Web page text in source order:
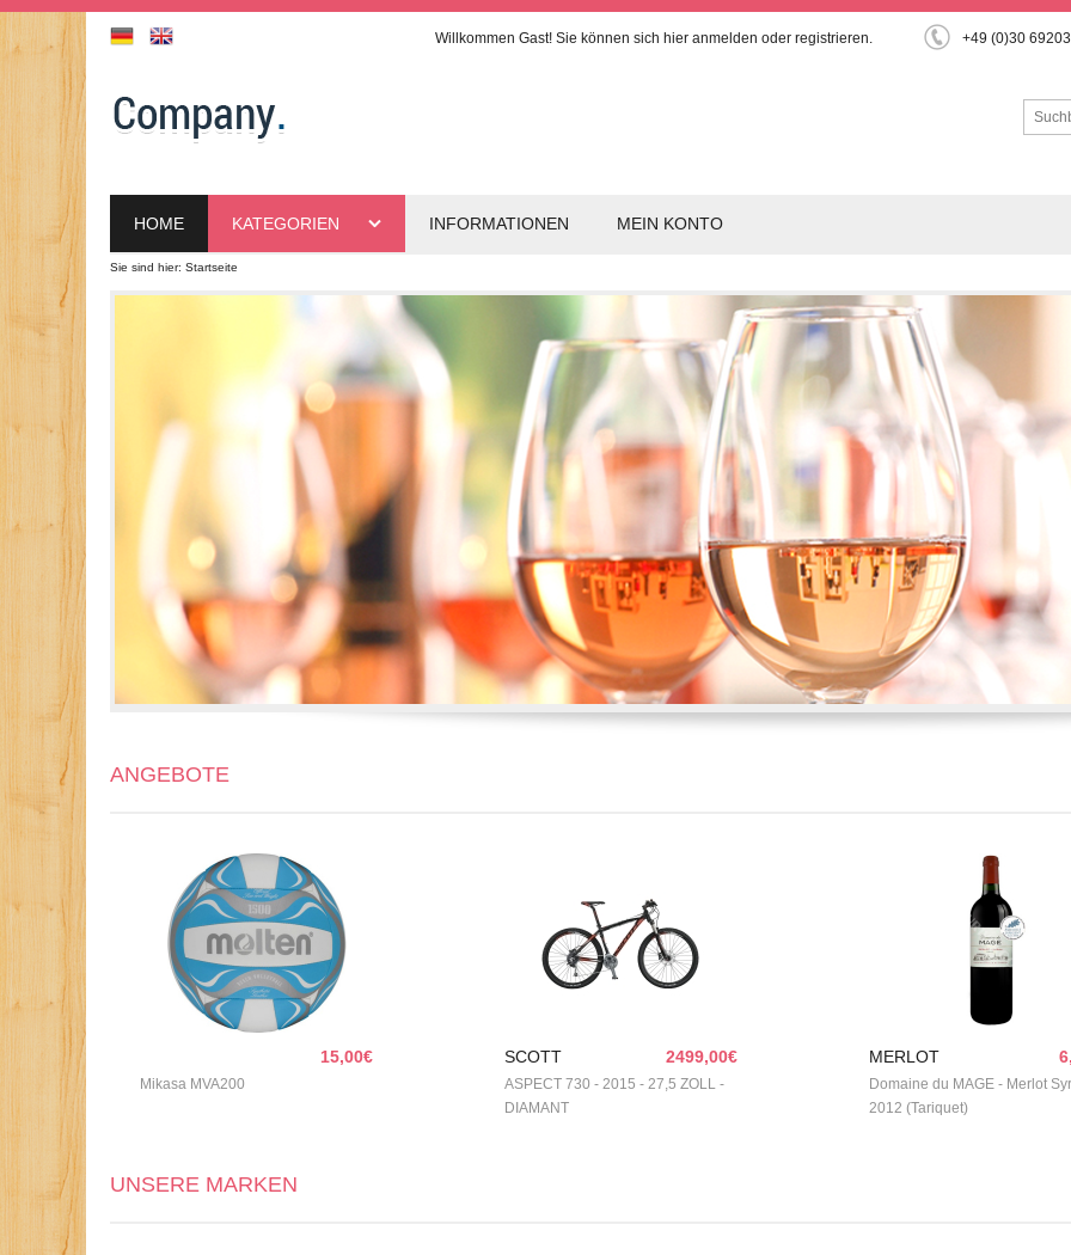
Willkommen Gast! Sie können sich hier anmelden oder registrieren. +49 (0)30
HOME KATEGORIEN INFORMATIONEN MEIN KONTO
Sie sind hier: Startseite
ANGEBOTE
15,00€
Mikasa MVA200
SCOTT 2499,00€
ASPECT 730 - 2015 - 27,5 ZOLL -
DIAMANT
MERLOT
Domaine du MAGE - Merlot
2012 (Tariquet)
UNSERE MARKEN